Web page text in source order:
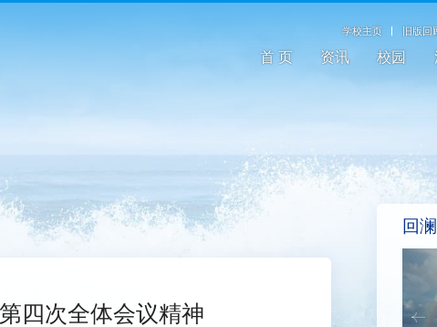
学校主页 旧版回
首 页 资讯 校园
四次全体会议精神
回